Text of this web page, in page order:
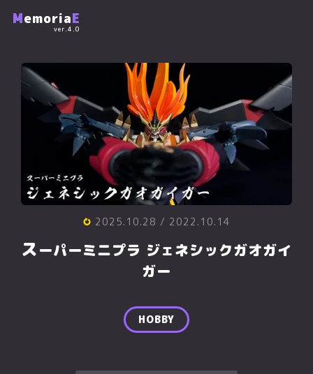
MemoriaE
ver.4.0
2025.10.28 / 2022.10.14
スーパーミニプラ ジェネシックガオガイ
ガー
HOBBY